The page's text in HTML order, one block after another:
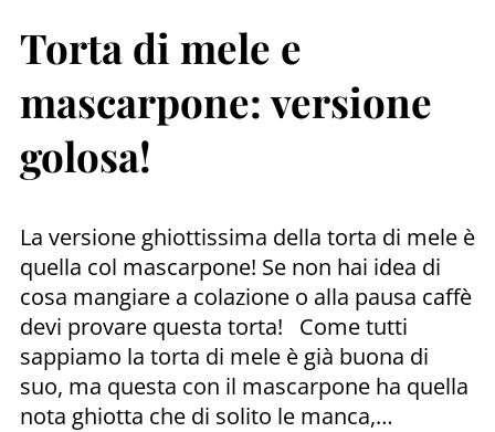
Torta di mele e
mascarpone: versione
golosa!
La versione ghiottissima della torta di mele è
quella col mascarpone! Se non hai idea di
cosa mangiare a colazione o alla pausa caffè
devi provare questa torta! Come tutti
sappiamo la torta di mele è già buona di
suo, ma questa con il mascarpone ha quella
nota ghiotta che di solito le manca,…